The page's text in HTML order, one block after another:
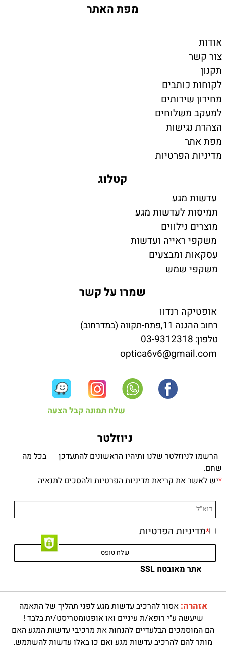
מפת האתר
אודות
צור קשר
תקנון
לקוחות כותבים
מחירון שירותים
למעקב משלוחים
הצהרת נגישות
מפת אתר
מדיניות הפרטיות
קטלוג
עדשות מגע
תמיסות לעדשות מגע
מוצרים נילווים
משקפי ראייה ועדשות
עסקאות ומבצעים
משקפי שמש
שמרו על קשר
אופטיקה רנדוו
רחוב ההגנה 11,פתח-תקווה (במדרחוב)
טלפון: 03-9312318
שלח תמונה קבל הצעה
ניוזלטר
הרשמו לניוזלטר שלנו ותיהיו הראשונים להתעדכן בכל מה
שחם.
*יש לאשר את קריאת מדיניות הפרטיות ולהסכים לתנאיה
*מדיניות הפרטיות
אתר מאובטח SSL
אזהרה: אסור להרכיב עדשות מגע לפני תהליך של התאמה
שיעשה ע"י רופא/ת עיניים ואו אופטומטריסט/ית בלבד !
הם המוסמכים הבלעדיים להנחות את מרכיבי עדשות המגע האם
מותר להם להרכיב עדשות מגע ואם כן באלו עדשות להשתמש,